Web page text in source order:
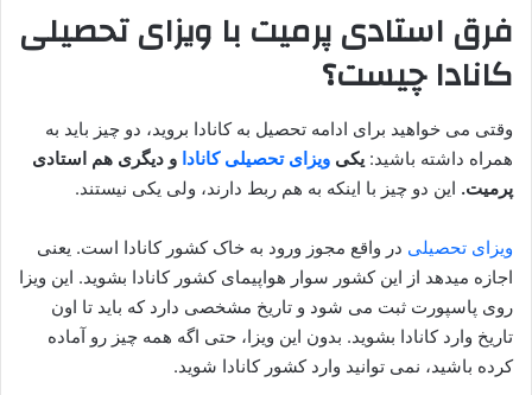
فرق استادی پرمیت با ویزای تحصیلی
کانادا چیست؟
وقتی می‌ خواهید برای ادامه تحصیل به کانادا بروید، دو چیز باید به
همراه داشته باشید: یکی ویزای تحصیلی کانادا و دیگری هم استادی
پرمیت. این دو چیز با اینکه به هم ربط دارند، ولی یکی نیستند.
ویزای تحصیلی در واقع مجوز ورود به خاک کشور کانادا است. یعنی
اجازه میدهد از این کشور سوار هواپیمای کشور کانادا بشوید. این ویزا
روی پاسپورت ثبت می شود و تاریخ مشخصی دارد که باید تا اون
تاریخ وارد کانادا بشوید. بدون این ویزا، حتی اگه همه چیز رو آماده
کرده باشید، نمی‌ توانید وارد کشور کانادا شوید.